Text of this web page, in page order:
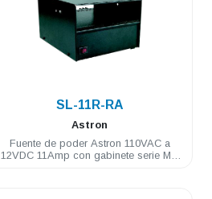
SL-11R-RA
Astron
Fuente de poder Astron 110VAC a
12VDC 11Amp con gabinete serie M y